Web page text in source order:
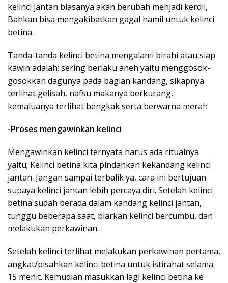
kelinci jantan biasanya akan berubah menjadi kerdil,
Bahkan bisa mengakibatkan gagal hamil untuk kelinci
betina.
Tanda-tanda kelinci betina mengalami birahi atau siap
kawin adalah; sering berlaku aneh yaitu menggosok-
gosokkan dagunya pada bagian kandang, sikapnya
terlihat gelisah, nafsu makanya berkurang,
kemaluanya terlihat bengkak serta berwarna merah
-Proses mengawinkan kelinci
Mengawinkan kelinci ternyata harus ada ritualnya
yaitu; Kelinci betina kita pindahkan kekandang kelinci
jantan. Jangan sampai terbalik ya, cara ini bertujuan
supaya kelinci jantan lebih percaya diri. Setelah kelinci
betina sudah berada dalam kandang kelinci jantan,
tunggu beberapa saat, biarkan kelinci bercumbu, dan
melakukan perkawinan.
Setelah kelinci terlihat melakukan perkawinan pertama,
angkat/pisahkan kelinci betina untuk istirahat selama
15 menit. Kemudian masukkan lagi kelinci betina ke